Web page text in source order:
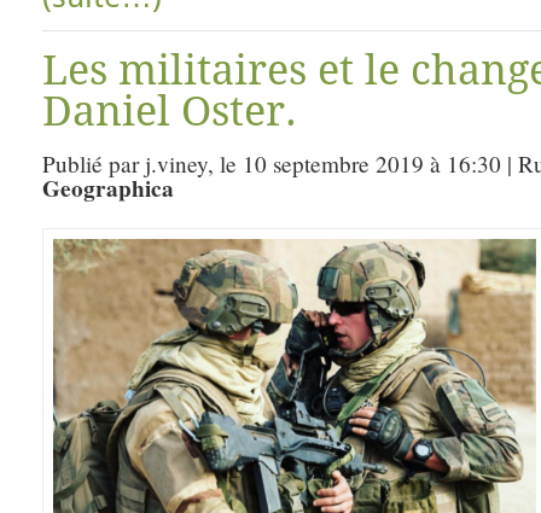
Les militaires et le
Daniel Oster.
Publié par j.viney, le 10 septembre 2019 à 16:30 |
Geographica